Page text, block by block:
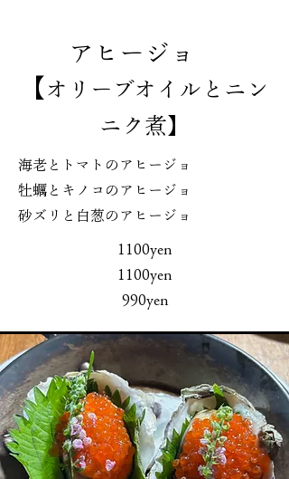
アヒージョ
【 オリーブオイルとニン
ニク煮】
海老とトマトのアヒージョ
牡蠣とキノコのアヒージョ
砂ズリと白葱のアヒージョ
1100yen
1100yen
990yen